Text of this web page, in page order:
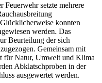
Feuerwehr setzte mehrere
konnten
werden. Das
Beurteilung der sich
Gemeinsam mit
für Natur, Umwelt und Klima
Abklatschproben in der
ausgewertet werden.